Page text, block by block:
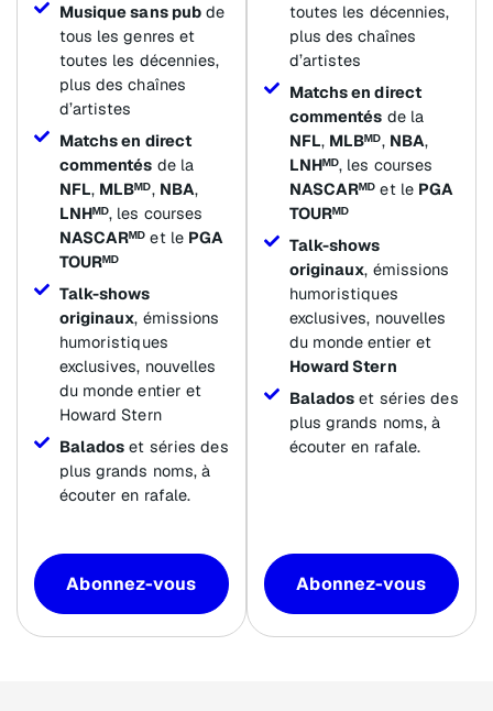
Musique sans pub de
tous les genres et
toutes les décennies,
plus des chaînes
d’artistes
Matchs en direct
commentés de la
NFL, MLBᴹᴰ, NBA,
LNHᴹᴰ, les courses
NASCARᴹᴰ et le PGA
TOURᴹᴰ
Talk-shows
originaux, émissions
humoristiques
exclusives, nouvelles
du monde entier et
Howard Stern
Balados et séries des
plus grands noms, à
écouter en rafale.
Abonnez-vous
toutes les décennies,
plus des chaînes
d’artistes
Matchs en direct
commentés de la
NFL, MLBᴹᴰ, NBA,
LNHᴹᴰ, les courses
NASCARᴹᴰ et le PGA
TOURᴹᴰ
Talk-shows
originaux, émissions
humoristiques
exclusives, nouvelles
du monde entier et
Howard Stern
Balados et séries des
plus grands noms, à
écouter en rafale.
Abonnez-vous